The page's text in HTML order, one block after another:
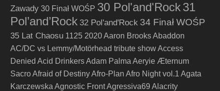
Zawady 30 Finał WOŚP 30 Pol'and'Rock31
Pol’and’Rock 32 Pol'and'Rock 34 Finał WOŚP
35 Lat Chaosu 1125 2020Aaron BrooksAbaddon
AC/DC vs Lemmy/Motörhead tribute showAccess
Denied Acid DrinkersAdam Palma Aeryie Æternum
SacroAfraid of DestinyAfro-Plan Afro Night vol.1 Agata
Karczewska Agnostic FrontAgressiva69 Alacrity